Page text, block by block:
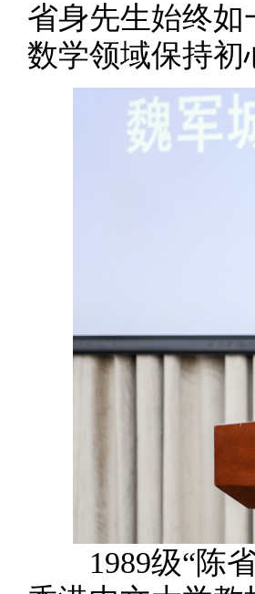
省身先生始终
数学领域保持
1989级“陈省